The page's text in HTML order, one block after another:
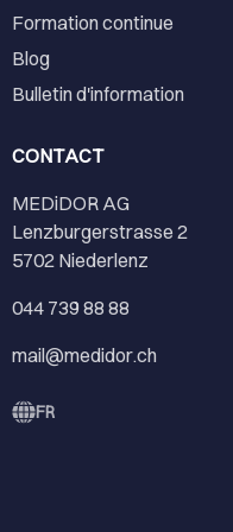
Formation continue
Blog
Bulletin d'information
CONTACT
MEDiDOR AG
Lenzburgerstrasse 2
5702 Niederlenz
044 739 88 88
mail@medidor.ch
FR